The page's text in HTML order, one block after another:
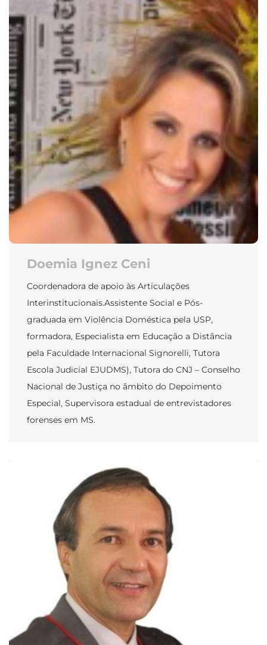
Doemia Ignez Ceni
Coordenadora de apoio às Articulações
Interinstitucionais.Assistente Social e Pós-
graduada em Violência Doméstica pela USP,
formadora, Especialista em Educação a Distância
pela Faculdade Internacional Signorelli, Tutora
Escola Judicial EJUDMS), Tutora do CNJ – Conselho
Nacional de Justiça no âmbito do Depoimento
Especial, Supervisora estadual de entrevistadores
forenses em MS.